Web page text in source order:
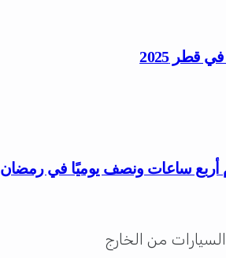
أربع ساعات ونصف يوميًا في رمضان